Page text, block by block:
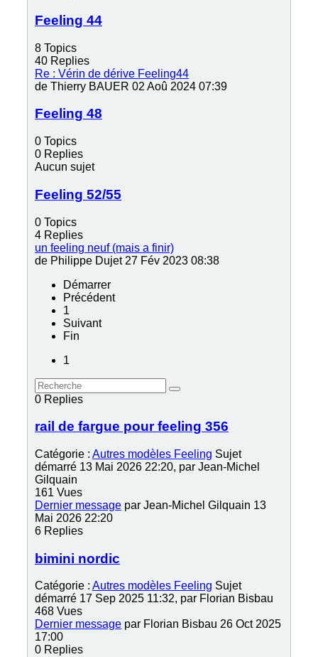
Feeling 44
8 Topics
40 Replies
Re : Vérin de dérive Feeling44
de Thierry BAUER 02 Aoû 2024 07:39
Feeling 48
0 Topics
0 Replies
Aucun sujet
Feeling 52/55
0 Topics
4 Replies
un feeling neuf (mais a finir)
de Philippe Dujet 27 Fév 2023 08:38
Démarrer
Précédent
1
Suivant
Fin
1
0 Replies
rail de fargue pour feeling 356
Catégorie : Autres modèles Feeling Sujet
démarré 13 Mai 2026 22:20, par Jean-Michel
Gilquain
161 Vues
Dernier message par Jean-Michel Gilquain 13
Mai 2026 22:20
6 Replies
bimini nordic
Catégorie : Autres modèles Feeling Sujet
démarré 17 Sep 2025 11:32, par Florian Bisbau
468 Vues
Dernier message par Florian Bisbau 26 Oct 2025
17:00
0 Replies